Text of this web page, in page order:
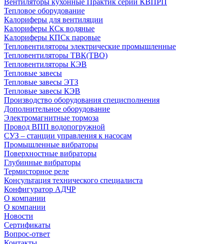
Вентиляторы кухонные Практик серии КВПРП
Тепловое оборудование
Калориферы для вентиляции
Калориферы КСк водяные
Калориферы КПСк паровые
Тепловентиляторы электрические промышленные
Тепловентиляторы ТВК(ТВО)
Тепловентиляторы КЭВ
Тепловые завесы
Тепловые завесы ЭТЗ
Тепловые завесы КЭВ
Производство оборудования специсполнения
Дополнительное оборудование
Электромагнитные тормоза
Провод ВПП водопогружной
СУЗ – станции управления к насосам
Промышленные вибраторы
Поверхностные вибраторы
Глубинные вибраторы
Термисторное реле
Консультация технического специалиста
Конфигуратор АДЧР
О компании
О компании
Новости
Сертификаты
Вопрос-ответ